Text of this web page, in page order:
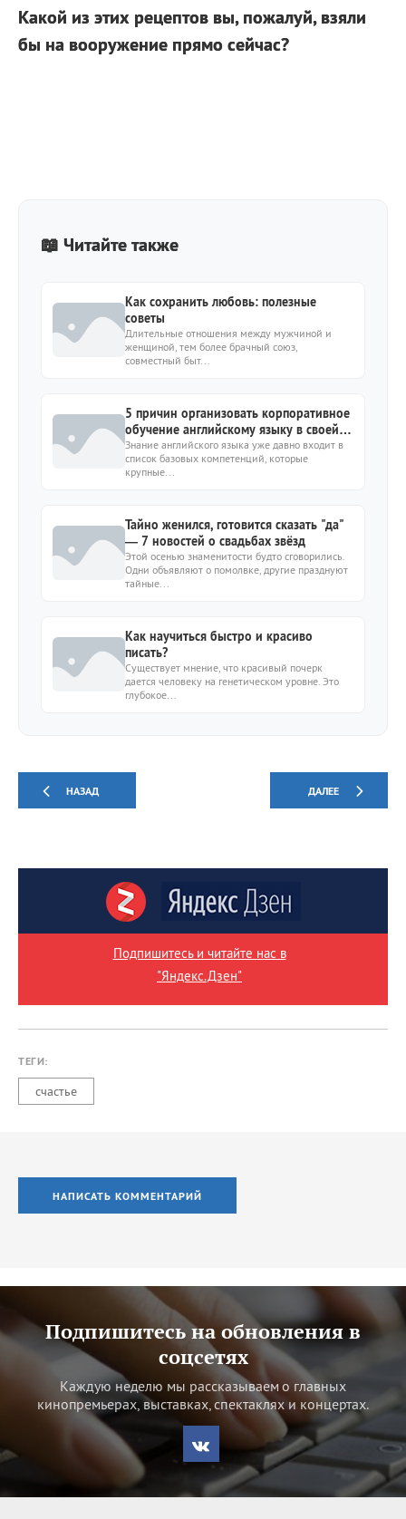
Какой из этих рецептов вы, пожалуй, взяли
бы на вооружение прямо сейчас?
📖 Читайте также
Как сохранить любовь: полезные
советы
Длительные отношения между мужчиной и
женщиной, тем более брачный союз,
совместный быт...
5 причин организовать корпоративное
обучение английскому языку в своей
компании
Знание английского языка уже давно входит в
список базовых компетенций, которые
крупные...
Тайно женился, готовится сказать "да"
— 7 новостей о свадьбах звёзд
Этой осенью знаменитости будто сговорились.
Одни объявляют о помолвке, другие празднуют
тайные...
Как научиться быстро и красиво
писать?
Существует мнение, что красивый почерк
дается человеку на генетическом уровне. Это
глубокое...
НАЗАД ДАЛЕЕ
Подпишитесь и читайте нас в
"Яндекс.Дзен"
ТЕГИ:
счастье
НАПИСАТЬ КОММЕНТАРИЙ
Подпишитесь на обновления в
соцсетях
Каждую неделю мы рассказываем о главных
кинопремьерах, выставках, спектаклях и концертах.